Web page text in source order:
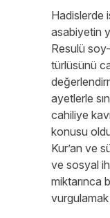
Hadislerde
asabiyetin
Resulü soy-
türlüsünü
ayetlerle
cahiliye
konusu
Kur’an ve
ve sosyal
miktarınca